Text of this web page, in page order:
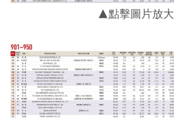
▲點擊圖片放大